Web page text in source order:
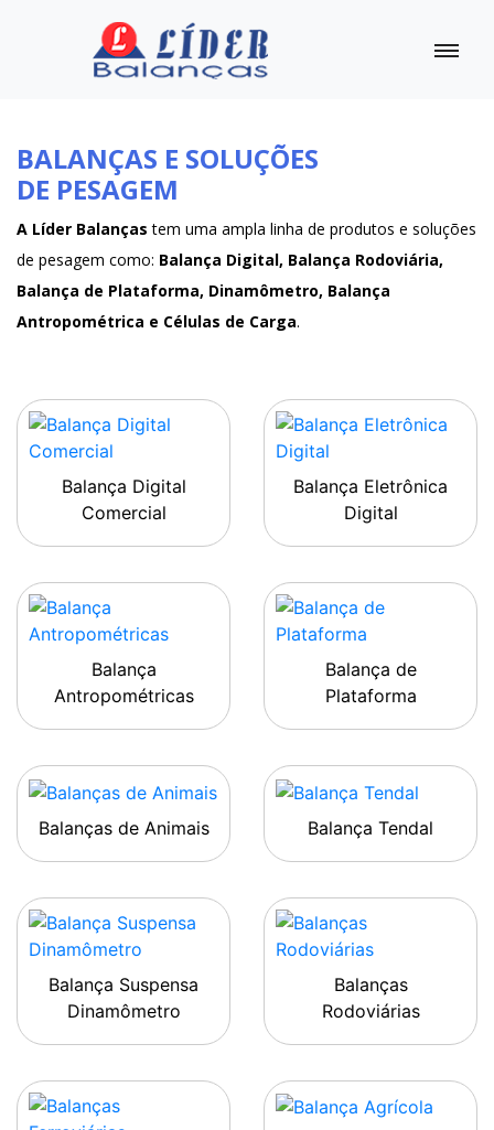
BALANÇAS E SOLUÇÕES
DE PESAGEM
A Líder Balanças tem uma ampla linha de produtos e soluções
de pesagem como: Balança Digital, Balança Rodoviária,
Balança de Plataforma, Dinamômetro, Balança
Antropométrica e Células de Carga.
Balança Digital
Comercial
Balança Eletrônica
Digital
Balança
Antropométricas
Balança de
Plataforma
Balanças de Animais Balança Tendal
Balança Suspensa
Dinamômetro
Balanças
Rodoviárias